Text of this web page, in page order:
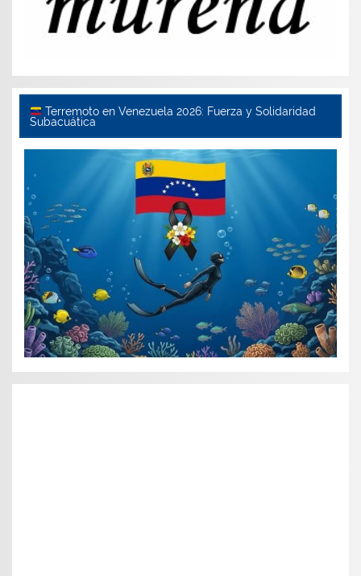
Terremoto en Venezuela 2026: Fuerza y Solidaridad
Subacuática